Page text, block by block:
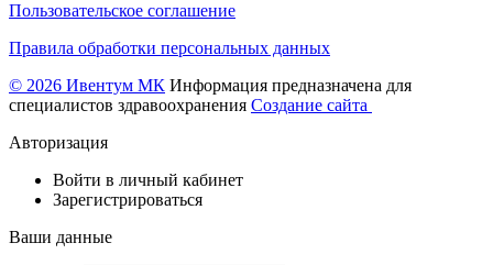
Пользовательское соглашение
Правила обработки персональных данных
© 2026 Ивентум МК Информация предназначена для
специалистов здравоохранения Создание сайта
Авторизация
Войти в личный кабинет
Зарегистрироваться
Ваши данные